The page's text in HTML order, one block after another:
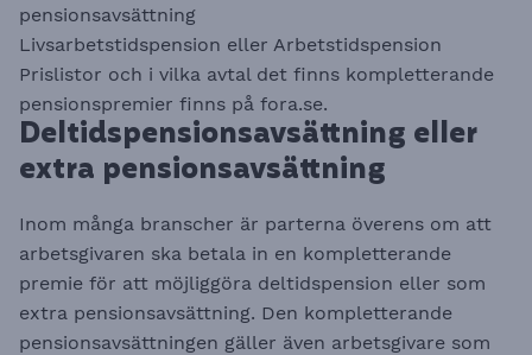
pensionsavsättning
Livsarbetstidspension​​​​​​​ eller Arbetstidspension
Prislistor och i vilka avtal det finns kompletterande
pensionspremier finns på fora.se.
Deltidspensionsavsättning eller
extra pensionsavsättning
Inom många branscher är parterna överens om att
arbetsgivaren ska betala in en kompletterande
premie för att möjliggöra deltidspension eller som
extra pensionsavsättning. Den kompletterande
pensionsavsättningen gäller även arbetsgivare som